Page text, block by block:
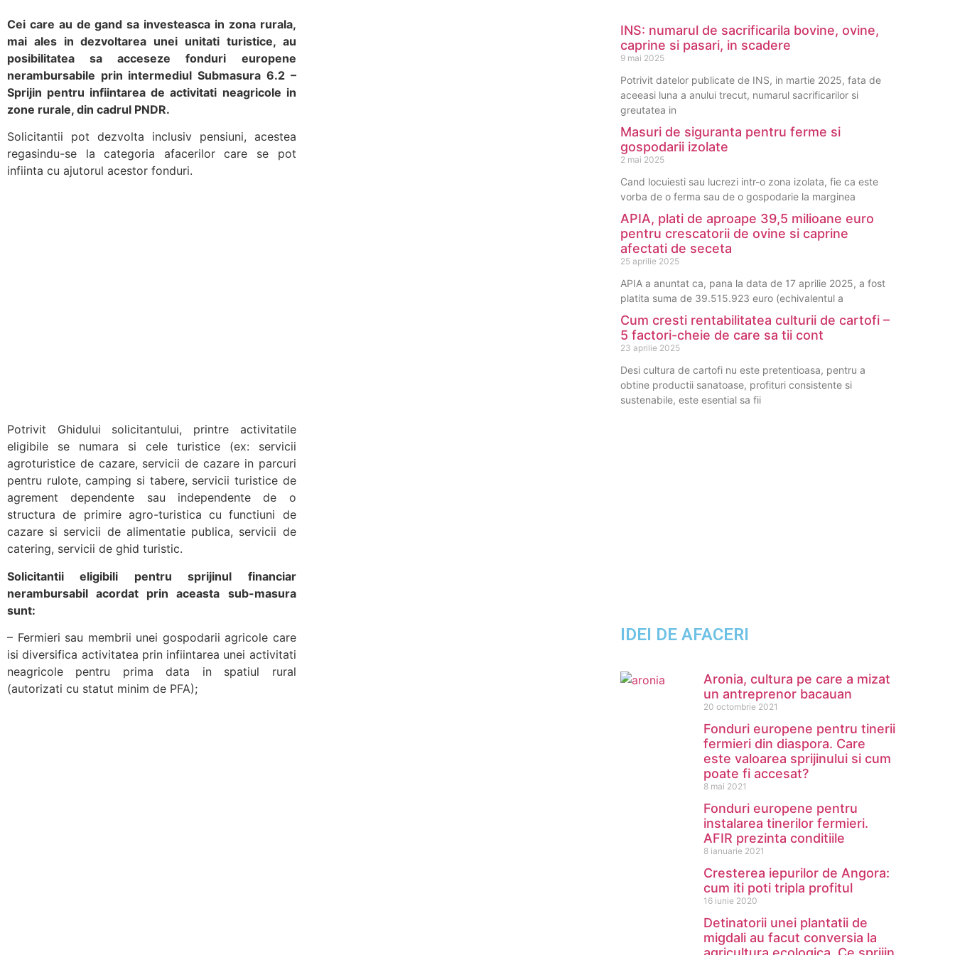
Cei care au de gand sa investeasca in zona rurala,
mai ales in dezvoltarea unei unitati turistice, au
posibilitatea sa acceseze fonduri europene
nerambursabile prin intermediul Submasura 6.2 –
Sprijin pentru infiintarea de activitati neagricole in
zone rurale, din cadrul PNDR.
Solicitantii pot dezvolta inclusiv pensiuni, acestea
regasindu-se la categoria afacerilor care se pot
infiinta cu ajutorul acestor fonduri.
Potrivit Ghidului solicitantului, printre activitatile
eligibile se numara si cele turistice (ex: servicii
agroturistice de cazare, servicii de cazare in parcuri
pentru rulote, camping si tabere, servicii turistice de
agrement dependente sau independente de o
structura de primire agro-turistica cu functiuni de
cazare si servicii de alimentatie publica, servicii de
catering, servicii de ghid turistic.
Solicitantii eligibili pentru sprijinul financiar
nerambursabil acordat prin aceasta sub-masura
sunt:
– Fermieri sau membrii unei gospodarii agricole care
isi diversifica activitatea prin infiintarea unei activitati
neagricole pentru prima data in spatiul rural
(autorizati cu statut minim de PFA);
INS: numarul de sacrificarila bovine, ovine,
caprine si pasari, in scadere
9 mai 2025
Potrivit datelor publicate de INS, in martie 2025, fata de
aceeasi luna a anului trecut, numarul sacrificarilor si
greutatea in
Masuri de siguranta pentru ferme si
gospodarii izolate
2 mai 2025
Cand locuiesti sau lucrezi intr-o zona izolata, fie ca este
vorba de o ferma sau de o gospodarie la marginea
APIA, plati de aproape 39,5 milioane euro
pentru crescatorii de ovine si caprine
afectati de seceta
25 aprilie 2025
APIA a anuntat ca, pana la data de 17 aprilie 2025, a fost
platita suma de 39.515.923 euro (echivalentul a
Cum cresti rentabilitatea culturii de cartofi –
5 factori-cheie de care sa tii cont
23 aprilie 2025
Desi cultura de cartofi nu este pretentioasa, pentru a
obtine productii sanatoase, profituri consistente si
sustenabile, este esential sa fii
IDEI DE AFACERI
Aronia, cultura pe care a mizat
un antreprenor bacauan
20 octombrie 2021
Fonduri europene pentru tinerii
fermieri din diaspora. Care
este valoarea sprijinului si cum
poate fi accesat?
8 mai 2021
Fonduri europene pentru
instalarea tinerilor fermieri.
AFIR prezinta conditiile
8 ianuarie 2021
Cresterea iepurilor de Angora:
cum iti poti tripla profitul
16 iunie 2020
Detinatorii unei plantatii de
migdali au facut conversia la